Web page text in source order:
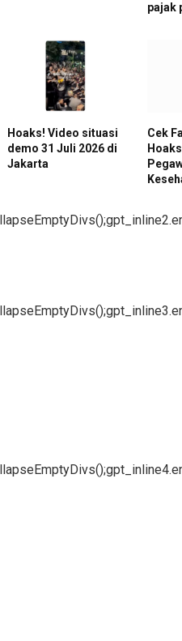
pajak
Hoaks! Video situasi
demo 31 Juli 2026 di
Jakarta
Cek